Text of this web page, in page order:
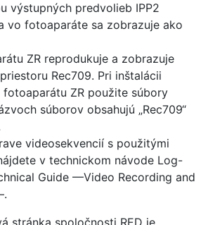
výstupných predvolieb IPP2
vo fotoaparáte sa zobrazuje ako
ZR reprodukuje a zobrazuje
Rec709. Pri inštalácii
ZR použite súbory
súborov obsahujú „Rec709“
videosekvencií s použitými
v technickom návode Log-
Guide —Video Recording and
stránka spoločnosti RED je